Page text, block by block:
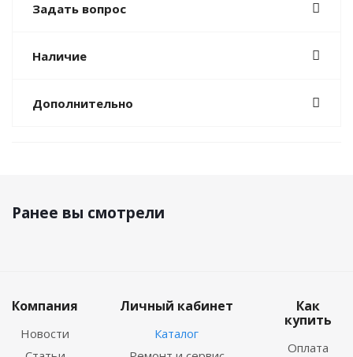
Задать вопрос
Наличие
Дополнительно
Ранее вы смотрели
Компания
Новости
Личный кабинет
Каталог
Как
купить
Оплата